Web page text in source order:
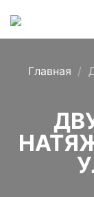
Главная